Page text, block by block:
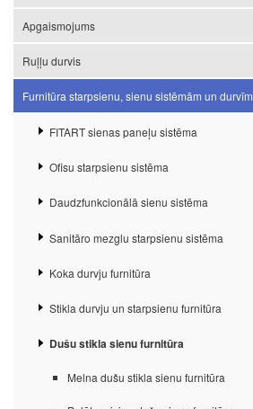
Apgaismojums
Ruļļu durvis
Furnitūra starpsienu, sienu sistēmām un durvīm
FITART sienas paneļu sistēma
Ofisu starpsienu sistēma
Daudzfunkcionālā sienu sistēma
Sanitāro mezglu starpsienu sistēma
Koka durvju furnitūra
Stikla durvju un starpsienu furnitūra
Dušu stikla sienu furnitūra
Melna dušu stikla sienu furnitūra